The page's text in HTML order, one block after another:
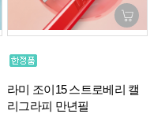
라미 조이15 스트로베리 캘
리그라피 만년필